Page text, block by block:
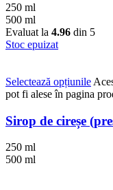
250 ml
500 ml
Evaluat la 4.96 din 5
Stoc epuizat
Selectează opțiunile
pot fi alese în pagina
Sirop de cireșe
250 ml
500 ml